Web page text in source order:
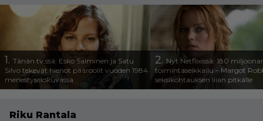
1. Tänän tv:ssä: Esko Salminen ja Satu
Silvo tekevät hienot pääroolit vuoden 1984
menestyselokuvassa
2. Nyt Netflixissä: 180
toimintaseikkailu – Margot
seksikohtauksen liian pitkälle
Riku Rantala